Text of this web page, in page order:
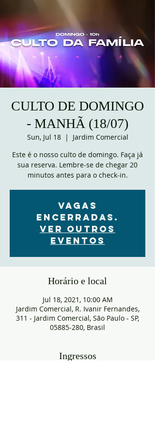
CULTO DE DOMINGO
- MANHÃ (18/07)
Sun, Jul 18
  |
Jardim Comercial
Este é o nosso culto de domingo. Faça já
sua reserva. Lembre-se de chegar 20
minutos antes para o check-in.
VAGAS
ENCERRADAS.
Ver outros
eventos
Horário e local
Jul 18, 2021, 10:00 AM
Jardim Comercial, R. Ivanir Fernandes,
311 - Jardim Comercial, São Paulo - SP,
05885-280, Brasil
Ingressos